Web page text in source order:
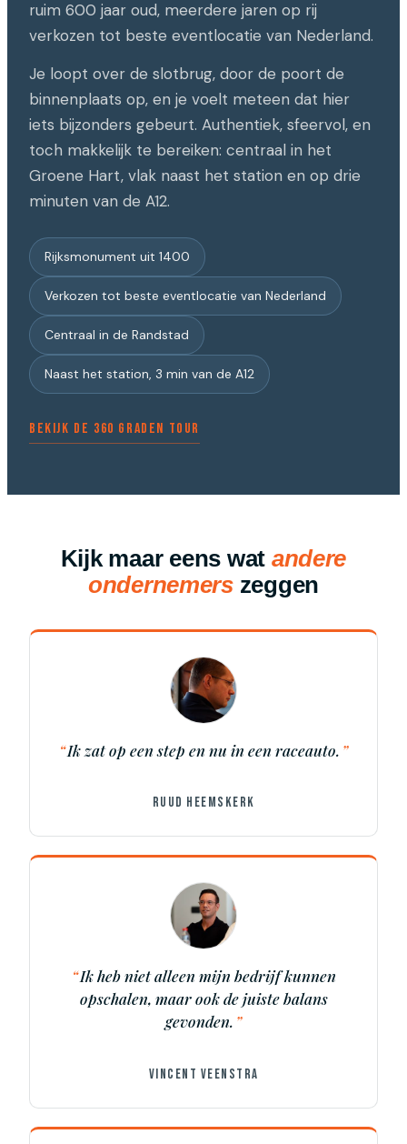
ruim 600 jaar oud, meerdere jaren op rij
verkozen tot beste eventlocatie van Nederland.
Je loopt over de slotbrug, door de poort de
binnenplaats op, en je voelt meteen dat hier
iets bijzonders gebeurt. Authentiek, sfeervol, en
toch makkelijk te bereiken: centraal in het
Groene Hart, vlak naast het station en op drie
minuten van de A12.
Rijksmonument uit 1400
Verkozen tot beste eventlocatie van Nederland
Centraal in de Randstad
Naast het station, 3 min van de A12
Bekijk de 360 graden tour
Kijk maar eens wat andere
ondernemerszeggen
Ik zat op een step en nu in een raceauto.
RUUD HEEMSKERK
Ik heb niet alleen mijn bedrijf kunnen
opschalen, maar ook de juiste balans
gevonden.
VINCENT VEENSTRA